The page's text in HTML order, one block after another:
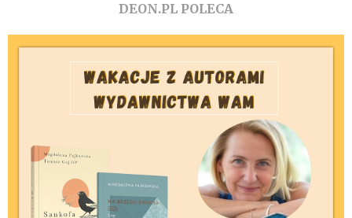
DEON.PL POLECA